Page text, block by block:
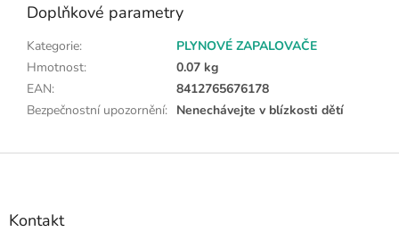
Doplňkové parametry
Kategorie:
PLYNOVÉ ZAPALOVAČE
Hmotnost:
0.07 kg
EAN:
8412765676178
Bezpečnostní upozornění: Nenechávejte v blízkosti dětí
Z
Kontakt